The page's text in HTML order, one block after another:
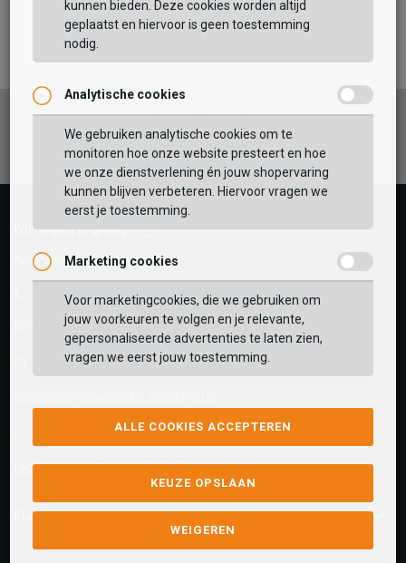
TOEVOEGEN AAN WINKELTAS
GEBRUIK MIJN LOCATIE
Zoek op postcode of gebruik jouw locatie om de
voorraad in een van onze winkels te bekijken.
BEKIJK WINKELTAS
VERDER WINKELEN
Vaak samen gekocht met
Wij helpen je graag!
Klantenservice is gesloten
Telefoon
0545-280081
E-mail Antwoord binnen 24 uur
Facebook chat
facebook.com/SchuurmanSchoenen
Klantenservice
kunnen bieden. Deze cookies worden altijd
geplaatst en hiervoor is geen toestemming
nodig.
Analytische cookies
We gebruiken analytische cookies om te
monitoren hoe onze website presteert en hoe
we onze dienstverlening én jouw shopervaring
kunnen blijven verbeteren. Hiervoor vragen we
eerst je toestemming.
Marketing cookies
Voor marketingcookies, die we gebruiken om
jouw voorkeuren te volgen en je relevante,
gepersonaliseerde advertenties te laten zien,
vragen we eerst jouw toestemming.
ALLE COOKIES ACCEPTEREN
KEUZE OPSLAAN
WEIGEREN